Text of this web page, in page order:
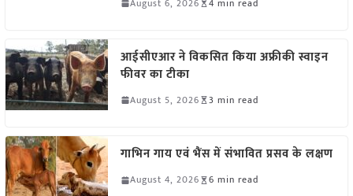
आईसीएआर ने विकसित किया अफ्रीकी स्वाइन
फीवर का टीका
August 5, 2026 3 min read
गाभिन गाय एवं भैंस में संभावित प्रसव के लक्षण
August 4, 2026 6 min read